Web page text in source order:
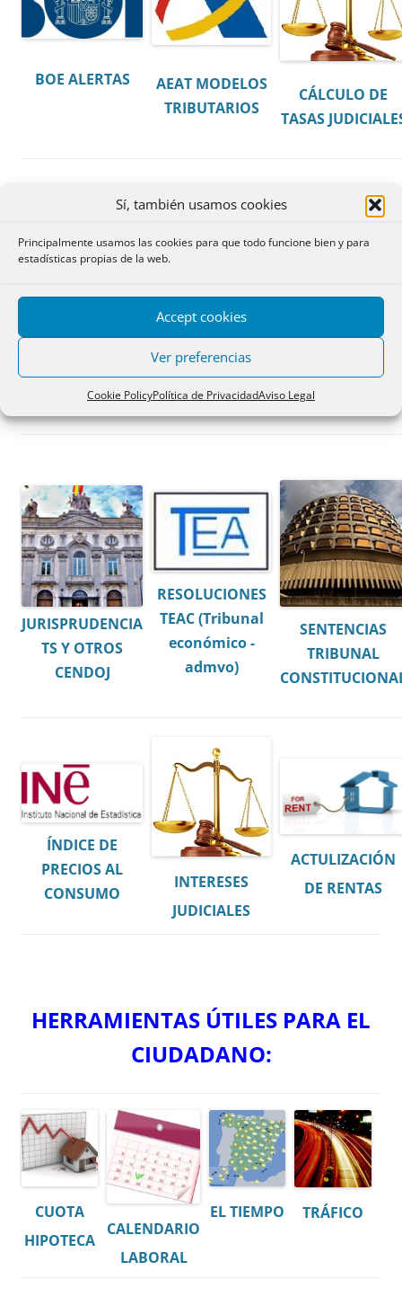
Sí, también usamos cookies
Principalmente usamos las cookies para que todo funcione bien y para
estadísticas propias de la web.
Accept cookies
Ver preferencias
Cookie PolicyPolítica de PrivacidadAviso Legal
BOE ALERTAS
AEAT MODELOS
TRIBUTARIOS
CÁLCULO DE
TASAS
DGRN
CONTRATO
TRABAJO
JURISPRUDENCIA
TS Y OTROS
CENDOJ
RESOLUCIONES
TEAC (Tribunal
económico -
admvo)
SENTENCIAS
TRIBUNAL
ÍNDICE DE
PRECIOS AL
CONSUMO
INTERESES
JUDICIALES
ACTULIZACIÓN
DE RENTAS
HERRAMIENTAS ÚTILES PARA EL
CIUDADANO:
CUOTA
HIPOTECA
CALENDARIO
LABORAL
EL TIEMPO TRÁFICO